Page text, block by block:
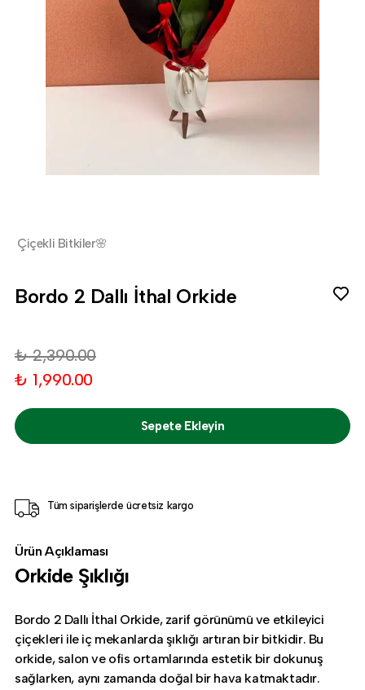
Çiçekli Bitkiler🌸
Bordo 2 Dallı İthal Orkide
₺ 2,390.00
₺ 1,990.00
Sepete Ekleyin
Tüm siparişlerde ücretsiz kargo
Ürün Açıklaması
Orkide Şıklığı
Bordo 2 Dallı İthal Orkide, zarif görünümü ve etkileyici
çiçekleri ile iç mekanlarda şıklığı artıran bir bitkidir. Bu
orkide, salon ve ofis ortamlarında estetik bir dokunuş
sağlarken, aynı zamanda doğal bir hava katmaktadır.